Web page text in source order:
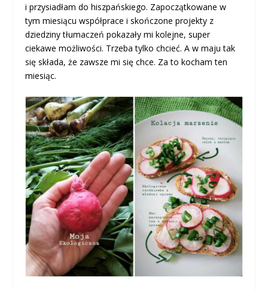
i przysiadłam do hiszpańskiego. Zapoczątkowane w
tym miesiącu współprace i skończone projekty z
dziedziny tłumaczeń pokazały mi kolejne, super
ciekawe możliwości. Trzeba tylko chcieć. A w maju tak
się składa, że zawsze mi się chce. Za to kocham ten
miesiąc.